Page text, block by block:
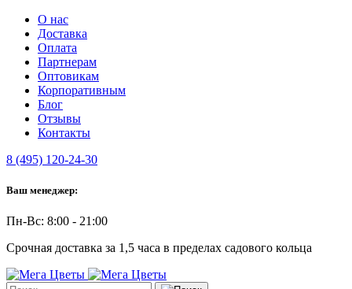
О нас
Доставка
Оплата
Партнерам
Оптовикам
Корпоративным
Блог
Отзывы
Контакты
8 (495) 120-24-30
Ваш менеджер:
Пн-Вс: 8:00 - 21:00
Срочная доставка за 1,5 часа в пределах садового кольца